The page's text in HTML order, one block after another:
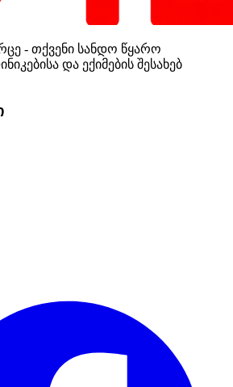
- თქვენი სანდო წყარო
და ექიმების შესახებ